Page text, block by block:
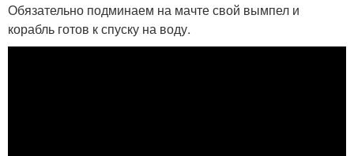
Обязательно подминаем на мачте свой вымпел и
корабль готов к спуску на воду.